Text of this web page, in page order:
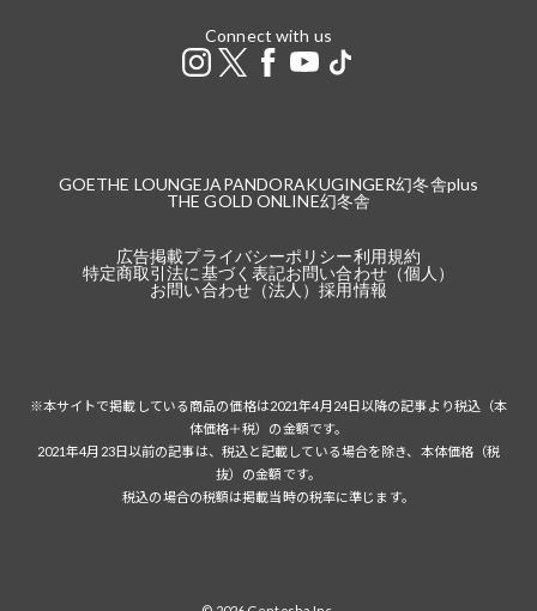
Connect with us
GOETHE LOUNGE JAPANDORAKUGINGER幻冬舎plus
THE GOLD ONLINE幻冬舎
広告掲載プライバシーポリシー利用規約
特定商取引法に基づく表記お問い合わせ（個人）
お問い合わせ（法人）採用情報
※本サイトで掲載している商品の価格は2021年4月24日以降の記事より税込（本
体価格＋税）の金額です。
2021年4月23日以前の記事は、税込と記載している場合を除き、本体価格（税
抜）の金額です。
税込の場合の税額は掲載当時の税率に準じます。